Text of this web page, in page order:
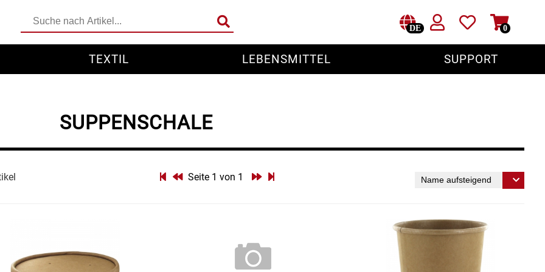
DE 0
TEXTIL LEBENSMITTEL SUPPORT
SUPPENSCHALE
Seite 1 von 1